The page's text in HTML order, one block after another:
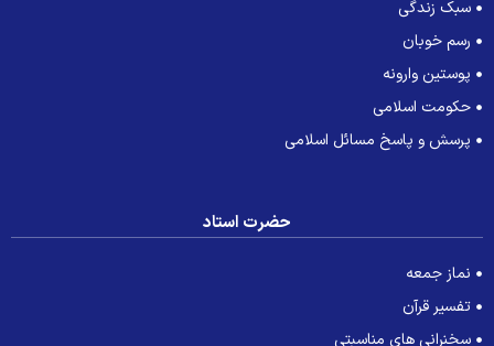
سبک زندگی
رسم خوبان
پوستین وارونه
حکومت اسلامی
پرسش و پاسخ مسائل اسلامی
حضرت استاد
نماز جمعه
تفسیر قرآن
سخنرانی های مناسبتی